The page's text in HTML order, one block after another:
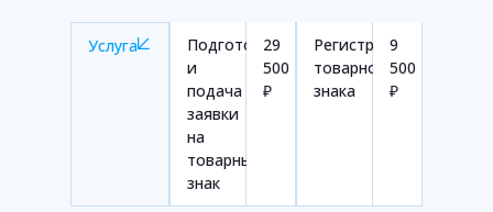
Услуга
Подготовка
и
подача
заявки
на
товарный
знак
29
500
₽
Регистрация
товарного
знака
9
500
₽